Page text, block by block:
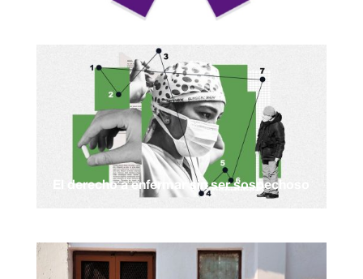
El derecho a enfermar sin ser sospechoso